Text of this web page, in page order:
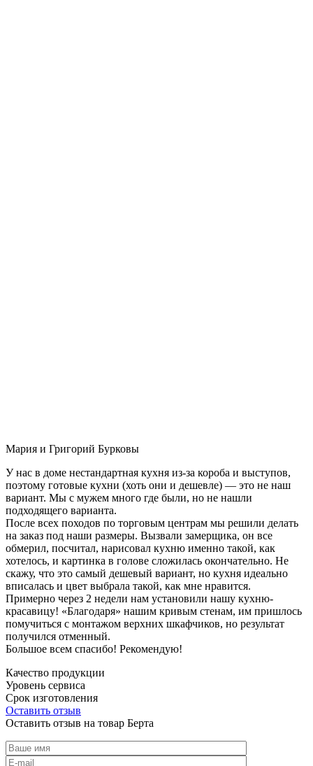
Мария и Григорий Бурковы
У нас в доме нестандартная кухня из-за короба и выступов,
поэтому готовые кухни (хоть они и дешевле) — это не наш
вариант. Мы с мужем много где были, но не нашли
подходящего варианта.
После всех походов по торговым центрам мы решили делать
на заказ под наши размеры. Вызвали замерщика, он все
обмерил, посчитал, нарисовал кухню именно такой, как
хотелось, и картинка в голове сложилась окончательно. Не
скажу, что это самый дешевый вариант, но кухня идеально
вписалась и цвет выбрала такой, как мне нравится.
Примерно через 2 недели нам установили нашу кухню-
красавицу! «Благодаря» нашим кривым стенам, им пришлось
помучиться с монтажом верхних шкафчиков, но результат
получился отменный.
Большое всем спасибо! Рекомендую!
Качество продукции
Уровень сервиса
Срок изготовления
Оставить отзыв
Оставить отзыв на товар Берта